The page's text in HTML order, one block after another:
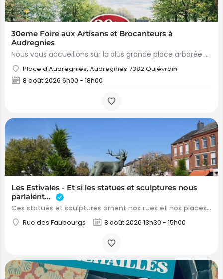
30eme Foire aux Artisans et Brocanteurs à
Audregnies
Nous vous accueillons sur la plus grande place arborée de Belgique pour notre 30e Foire aux Artisans et…
Place d'Audregnies, Audregnies 7382 Quiévrain
8 août 2026 6h00 - 18h00
Les Estivales - Et si les statues et sculptures nous
parlaient...
Ces statues et sculptures ornent nos rues et nos places depuis parfois des décennies. Elles font partie…
Rue des Faubourgs 8 août 2026 13h30 - 15h00